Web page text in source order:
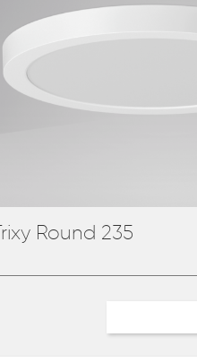
Trixy Round 235